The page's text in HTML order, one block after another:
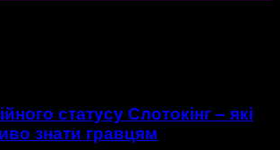
статусу Слотокінг – які
знати гравцям